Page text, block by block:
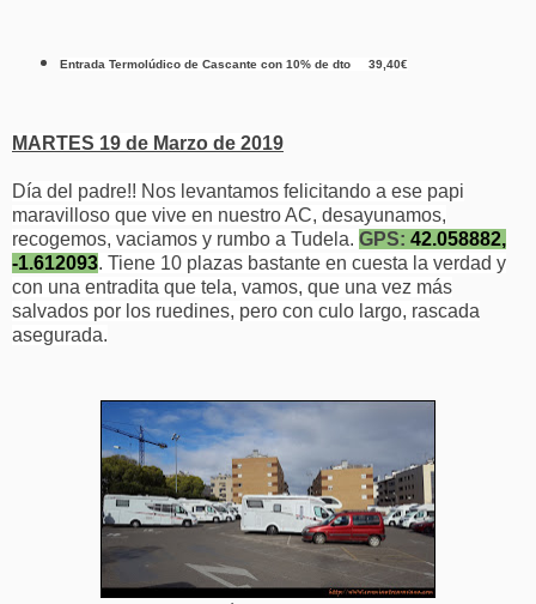
Entrada Termolúdico de Cascante con 10% de dto 39,40€
MARTES 19 de Marzo de 2019
Día del padre!! Nos levantamos felicitando a ese papi
maravilloso que vive en nuestro AC, desayunamos,
recogemos, vaciamos y rumbo a Tudela. GPS: 42.058882,
-1.612093. Tiene 10 plazas bastante en cuesta la verdad y
con una entradita que tela, vamos, que una vez más
salvados por los ruedines, pero con culo largo, rascada
asegurada.